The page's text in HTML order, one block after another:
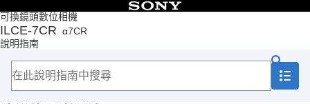
可換鏡頭數位相機
ILCE-7CR α7CR
說明指南
目錄
頁首
如何使用說明指南
檢查相機以及隨附的部件